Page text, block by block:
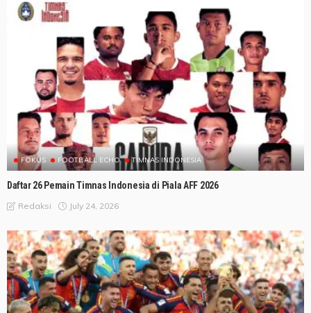
FOKUS FOOTBALL ECHO TIMNAS INDONESIA
Daftar 26 Pemain Timnas Indonesia di Piala AFF 2026
Redaksi July 24, 2026